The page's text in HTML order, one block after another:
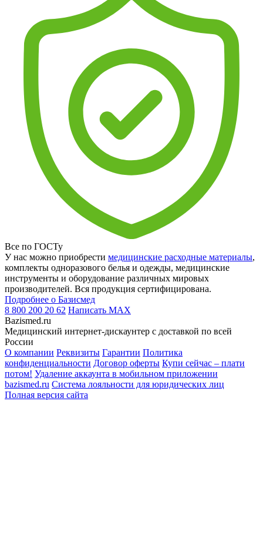
Все по ГОСТу
У нас можно приобрести медицинские расходные материалы,
комплекты одноразового белья и одежды, медицинские
инструменты и оборудование различных мировых
производителей. Вся продукция сертифицирована.
Подробнее о Базисмед
8 800 200 20 62 Написать MAX
Bazismed.ru
Медицинский интернет-дискаунтер с доставкой по всей
России
О компании Реквизиты Гарантии Политика
конфиденциальности Договор оферты Купи сейчас – плати
потом! Удаление аккаунта в мобильном приложении
bazismed.ru Система лояльности для юридических лиц
Полная версия сайта